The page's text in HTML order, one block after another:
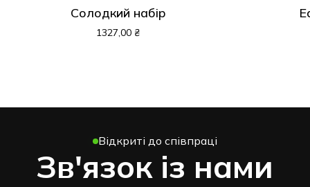
Солодкий набір
1327,00 ₴
Відкриті до співпраці
Зв'язок із нами